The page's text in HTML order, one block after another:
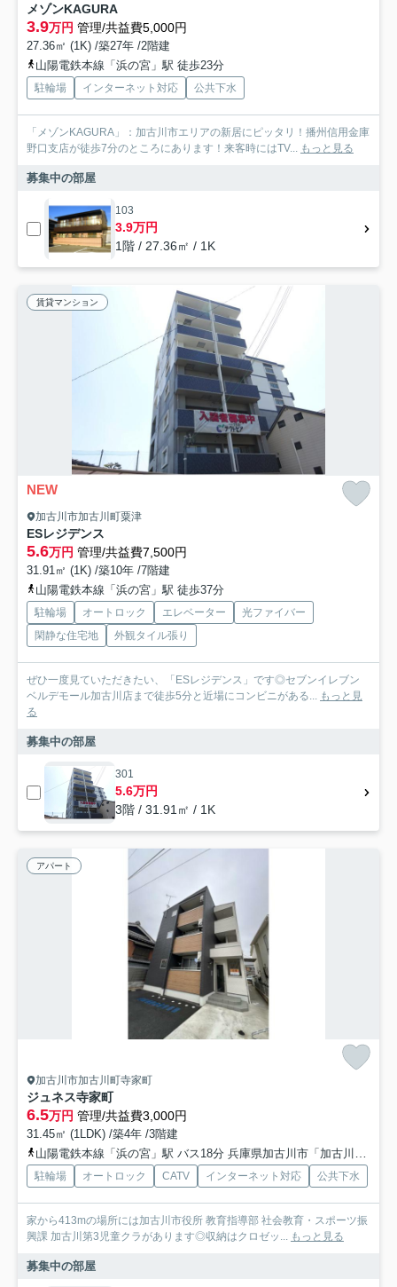
メゾンKAGURA
3.9万円 管理/共益費5,000円
27.36㎡ (1K) /築27年 /2階建
山陽電鉄本線「浜の宮」駅 徒歩23分
駐輪場 インターネット対応 公共下水
「メゾンKAGURA」：加古川市エリアの新居にピッタリ！播州信用金庫
野口支店が徒歩7分のところにあります！来客時にはTV... もっと見る
募集中の部屋
103
3.9万円
1階 / 27.36㎡ / 1K
賃貸マンション
NEW
加古川市加古川町粟津
ESレジデンス
5.6万円 管理/共益費7,500円
31.91㎡ (1K) /築10年 /7階建
山陽電鉄本線「浜の宮」駅 徒歩37分
駐輪場 オートロック エレベーター
光ファイバー
閑静な住宅地
外観タイル張り
ぜひ一度見ていただきたい、「ESレジデンス」です◎セブンイレブン
ベルデモール加古川店まで徒歩5分と近場にコンビニがある... もっと見
る
募集中の部屋
301
5.6万円
3階 / 31.91㎡ / 1K
アパート
加古川市加古川町寺家町
ジュネス寺家町
6.5万円 管理/共益費3,000円
31.45㎡ (1LDK) /築4年 /3階建
山陽電鉄本線「浜の宮」駅 バス18分 兵庫県加古川市「加古川駅」 停歩11分
駐輪場 オートロック CATV インターネット対応 公共下水
家から413mの場所には加古川市役所 教育指導部 社会教育・スポーツ振
興課 加古川第3児童クラがあります◎収納はクロゼッ... もっと見る
募集中の部屋